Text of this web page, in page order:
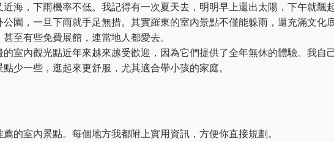
海，下雨機率不低。我記得有一次夏天去，明明早上還出太陽，下午就飄
園，一旦下雨就手足無措。其實羅東的室內景點不僅能躲雨，還充滿文化
至有些免費展館，連當地人都愛去。
室內觀光點近年來越來越受歡迎，因為它們提供了全年無休的體驗。我自
少一些，逛起來更舒服，尤其適合帶小孩的家庭。
的室內景點。每個地方我都附上實用資訊，方便你直接規劃。